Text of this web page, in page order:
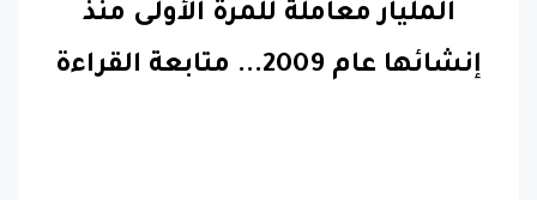
المليار معاملة للمرة الأولى منذ
إنشائها عام 2009.
.. متابعة القراءة